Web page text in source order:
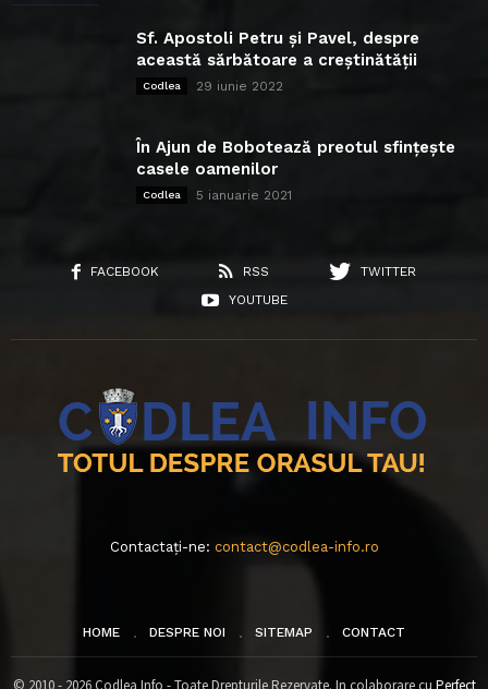
Sf. Apostoli Petru și Pavel, despre
această sărbătoare a creștinătății
Codlea 29 iunie 2022
În Ajun de Bobotează preotul sfințește
casele oamenilor
Codlea 5 ianuarie 2021
FACEBOOK RSS
TWITTER
YOUTUBE
Contactați-ne: contact@codlea-info.ro
HOME DESPRE NOI SITEMAP CONTACT